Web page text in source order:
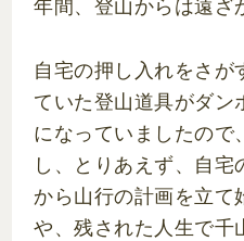
年間、登山からは遠ざ
自宅の押し入れをさが
ていた登山道具がダン
になっていましたので
し、とりあえず、自宅
から山行の計画を立て
や、残された人生で千